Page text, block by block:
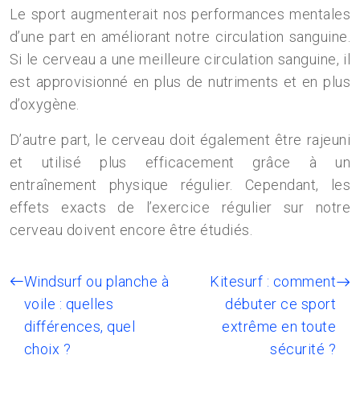
Le sport augmenterait nos performances mentales
d’une part en améliorant notre circulation sanguine.
Si le cerveau a une meilleure circulation sanguine, il
est approvisionné en plus de nutriments et en plus
d’oxygène.
D’autre part, le cerveau doit également être rajeuni
et utilisé plus efficacement grâce à un
entraînement physique régulier. Cependant, les
effets exacts de l’exercice régulier sur notre
cerveau doivent encore être étudiés.
Windsurf ou planche à
voile : quelles
différences, quel
choix ?
Kitesurf : comment
débuter ce sport
extrême en toute
sécurité ?